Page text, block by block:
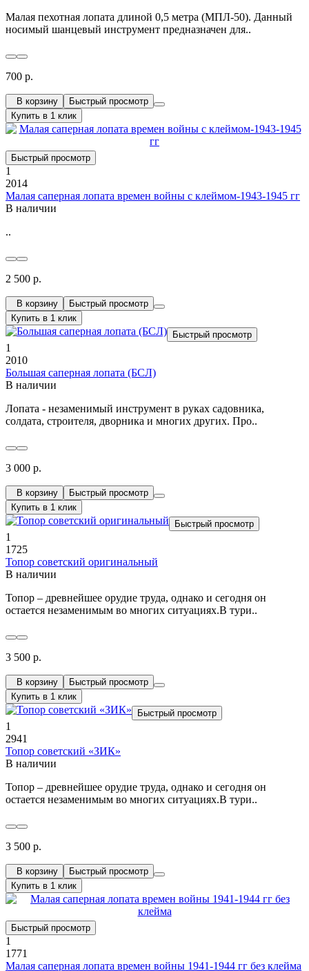
Малая пехотная лопата длиной 0,5 метра (МПЛ-50). Данный
носимый шанцевый инструмент предназначен для..
700 р.
В корзину
Быстрый просмотр
Купить в 1 клик
Быстрый просмотр
1
2014
Малая саперная лопата времен войны с клеймом-1943-1945 гг
В наличии
..
2 500 р.
В корзину
Быстрый просмотр
Купить в 1 клик
Быстрый просмотр
1
2010
Большая саперная лопата (БСЛ)
В наличии
Лопата - незаменимый инструмент в руках садовника,
солдата, строителя, дворника и многих других. Про..
3 000 р.
В корзину
Быстрый просмотр
Купить в 1 клик
Быстрый просмотр
1
1725
Топор советский оригинальный
В наличии
Топор – древнейшее орудие труда, однако и сегодня он
остается незаменимым во многих ситуациях.В тури..
3 500 р.
В корзину
Быстрый просмотр
Купить в 1 клик
Быстрый просмотр
1
2941
Топор советский «ЗИК»
В наличии
Топор – древнейшее орудие труда, однако и сегодня он
остается незаменимым во многих ситуациях.В тури..
3 500 р.
В корзину
Быстрый просмотр
Купить в 1 клик
Быстрый просмотр
1
1771
Малая саперная лопата времен войны 1941-1944 гг без клейма